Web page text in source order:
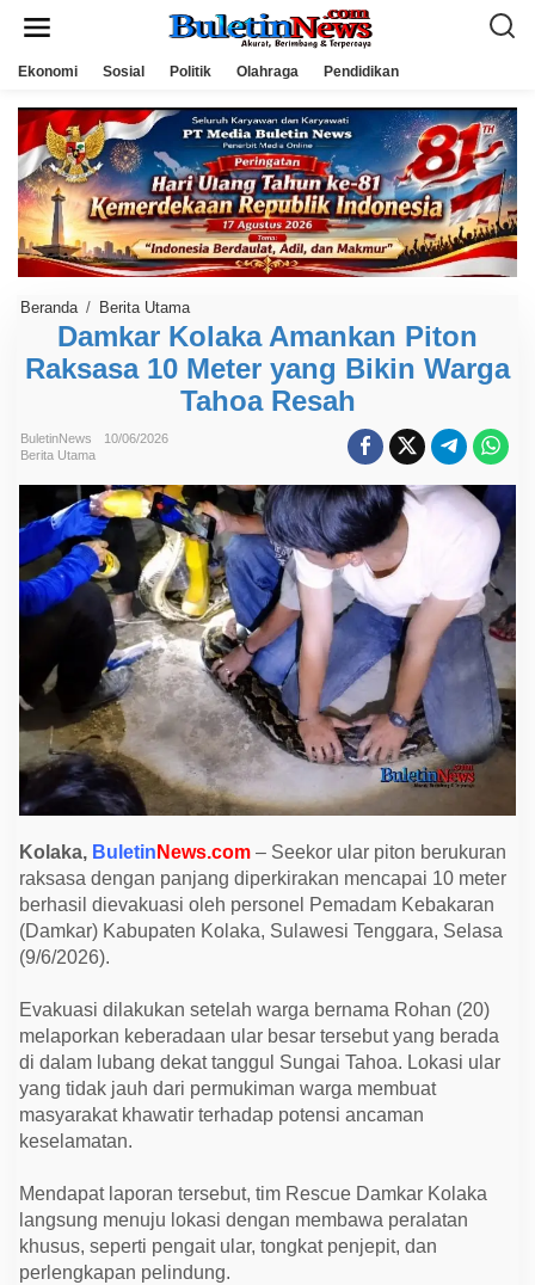
Ekonomi Sosial Politik Olahraga Pendidikan
Beranda / Berita Utama
m
k
a
r
K
k
a
A
m
n
k
a
n
P
i
t
o
n
R
a
k
s
a
a
1
0
M
e
t
a
g
B
k
i
g
a
T
a
h
Damkar Kolaka Amankan Piton
Raksasa 10 Meter yang Bikin Warga
Tahoa Resah
BuletinNews
10/06/2026
Berita Utama
Kolaka, Buletin News.com – Seekor ular piton berukuran
raksasa dengan panjang diperkirakan mencapai 10 meter
berhasil dievakuasi oleh personel Pemadam Kebakaran
(Damkar) Kabupaten Kolaka, Sulawesi Tenggara, Selasa
(9/6/2026).
Evakuasi dilakukan setelah warga bernama Rohan (20)
melaporkan keberadaan ular besar tersebut yang berada
di dalam lubang dekat tanggul Sungai Tahoa. Lokasi ular
yang tidak jauh dari permukiman warga membuat
masyarakat khawatir terhadap potensi ancaman
keselamatan.
Mendapat laporan tersebut, tim Rescue Damkar Kolaka
langsung menuju lokasi dengan membawa peralatan
khusus, seperti pengait ular, tongkat penjepit, dan
perlengkapan pelindung.